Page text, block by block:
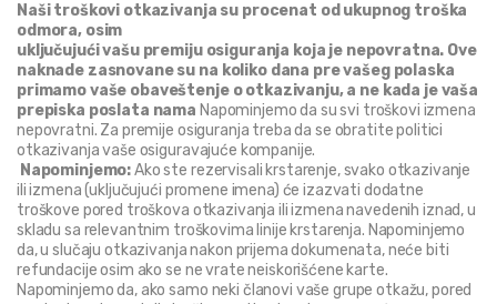
Naši troškovi otkazivanja su procenat od ukupnog troška
odmora, osim
uključujući vašu premiju osiguranja koja je nepovratna. Ove
naknade zasnovane su na koliko dana pre vašeg polaska
primamo vaše obaveštenje o otkazivanju, a ne kada je vaša
prepiska poslata nama Napominjemo da su svi troškovi izmena
nepovratni. Za premije osiguranja treba da se obratite politici
otkazivanja vaše osiguravajuće kompanije.
Napominjemo: Ako ste rezervisali krstarenje, svako otkazivanje
ili izmena (uključujući promene imena) će izazvati dodatne
troškove pored troškova otkazivanja ili izmena navedenih iznad, u
skladu sa relevantnim troškovima linije krstarenja. Napominjemo
da, u slučaju otkazivanja nakon prijema dokumenata, neće biti
refundacije osim ako se ne vrate neiskorišćene karte.
Napominjemo da, ako samo neki članovi vaše grupe otkažu, pored